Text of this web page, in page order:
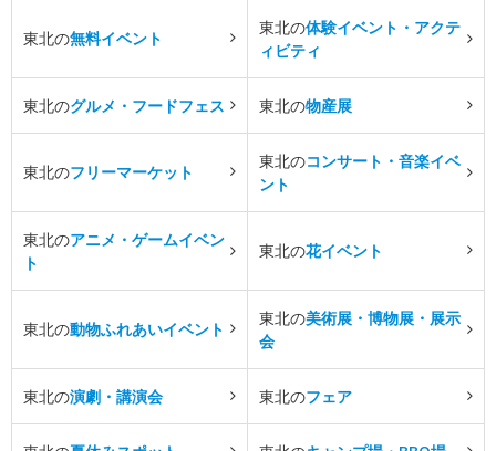
東北の無料イベント
東北の体験イベント・アクテ
ィビティ
東北のグルメ・フードフェス 東北の物産展
東北のフリーマーケット
東北のコンサート・音楽イベ
ント
東北のアニメ・ゲームイベン
ト
東北の花イベント
東北の動物ふれあいイベント
東北の美術展・博物展・展示
会
東北の演劇・講演会 東北のフェア